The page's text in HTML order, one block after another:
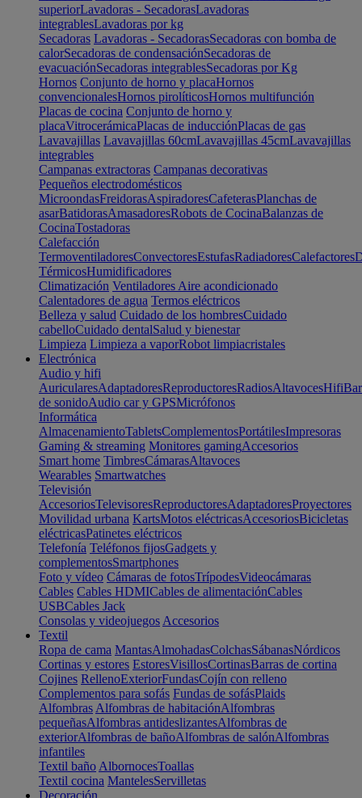
superiorLavadoras - SecadorasLavadoras
integrablesLavadoras por kg
Secadoras Lavadoras - SecadorasSecadoras con bomba de
calorSecadoras de condensaciónSecadoras de
evacuaciónSecadoras integrablesSecadoras por Kg
Hornos Conjunto de horno y placaHornos
convencionalesHornos pirolíticosHornos multifunción
Placas de cocina Conjunto de horno y
placaVitrocerámicaPlacas de inducciónPlacas de gas
Lavavajillas Lavavajillas 60cmLavavajillas 45cmLavavajillas
integrables
Campanas extractoras Campanas decorativas
Pequeños electrodomésticos
MicroondasFreidorasAspiradoresCafeterasPlanchas de
asarBatidorasAmasadoresRobots de CocinaBalanzas de
CocinaTostadoras
Calefacción
TermoventiladoresConvectoresEstufasRadiadoresCalefactores
TérmicosHumidificadores
Climatización Ventiladores Aire acondicionado
Calentadores de agua Termos eléctricos
Belleza y salud Cuidado de los hombresCuidado
cabelloCuidado dentalSalud y bienestar
Limpieza Limpieza a vaporRobot limpiacristales
Electrónica
Audio y hifi
AuricularesAdaptadoresReproductoresRadiosAltavocesHifi
de sonidoAudio car y GPSMicrófonos
Informática
AlmacenamientoTabletsComplementosPortátilesImpresoras
Gaming & streaming Monitores gamingAccesorios
Smart home TimbresCámarasAltavoces
Wearables Smartwatches
Televisión
AccesoriosTelevisoresReproductoresAdaptadoresProyectores
Movilidad urbana KartsMotos eléctricasAccesoriosBicicletas
eléctricasPatinetes eléctricos
Telefonía Teléfonos fijosGadgets y
complementosSmartphones
Foto y vídeo Cámaras de fotosTrípodesVideocámaras
Cables Cables HDMICables de alimentaciónCables
USBCables Jack
Consolas y videojuegos Accesorios
Textil
Ropa de cama MantasAlmohadasColchasSábanasNórdicos
Cortinas y estores EstoresVisillosCortinasBarras de cortina
Cojines RellenoExteriorFundasCojín con relleno
Complementos para sofás Fundas de sofásPlaids
Alfombras Alfombras de habitaciónAlfombras
pequeñasAlfombras antideslizantesAlfombras de
exteriorAlfombras de bañoAlfombras de salónAlfombras
infantiles
Textil baño AlbornocesToallas
Textil cocina MantelesServilletas
Decoración